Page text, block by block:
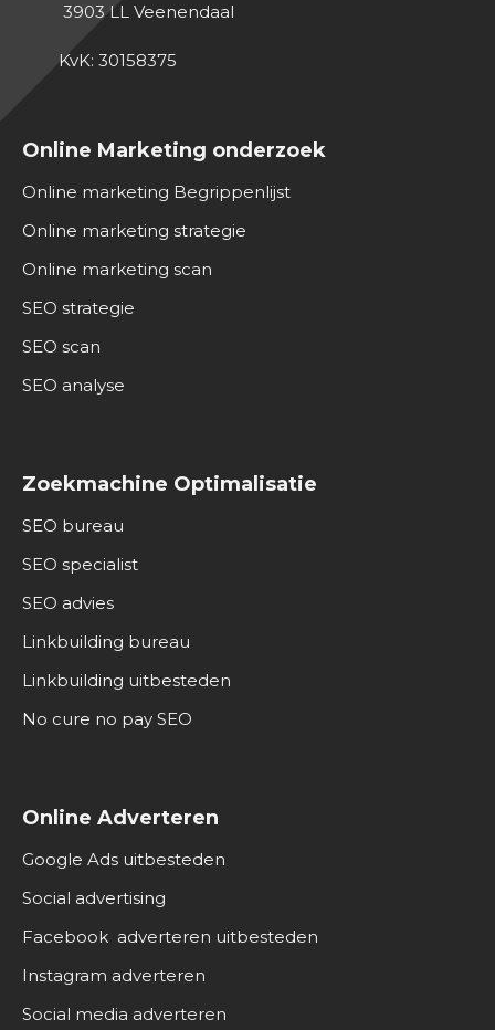
Online Marketing onderzoek
Online marketing Begrippenlijst
Online marketing strategie
Online marketing scan
SEO strategie
SEO scan
SEO analyse
Zoekmachine Optimalisatie
SEO bureau
SEO specialist
SEO advies
Linkbuilding bureau
Linkbuilding uitbesteden
No cure no pay SEO
Online Adverteren
Google Ads uitbesteden
Social advertising
Facebook adverteren uitbesteden
Instagram adverteren
Social media adverteren
3903 LL Veenendaal
KvK: 30158375